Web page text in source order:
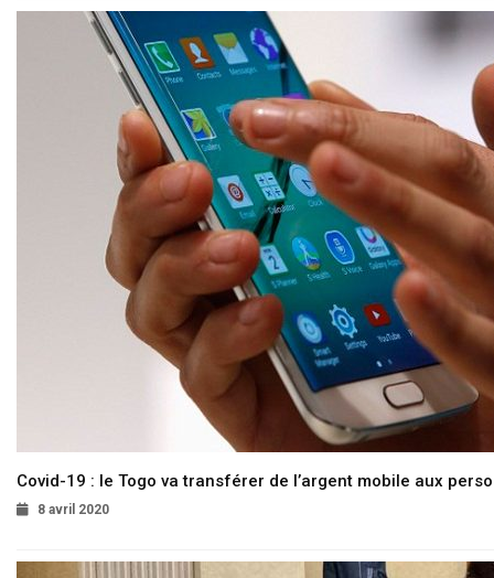
Covid-19 : le Togo va transférer de l’argent mobile aux
8 avril 2020